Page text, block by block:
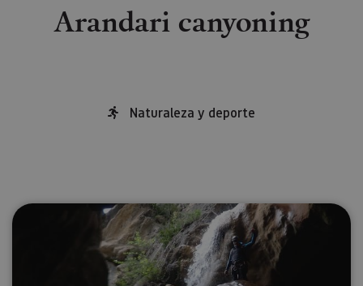
Arandari canyoning
Naturaleza y deporte